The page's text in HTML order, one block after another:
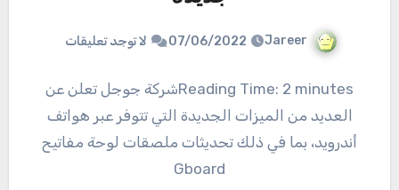
Jareer
07/06/2022 لا توجد تعليقات
Reading Time: 2 minutesشركة جوجل تعلن عن
العديد من الميزات الجديدة التي تتوفر عبر هواتف
أندرويد، بما في ذلك تحديثات ملصقات لوحة مفاتيح
Gboard